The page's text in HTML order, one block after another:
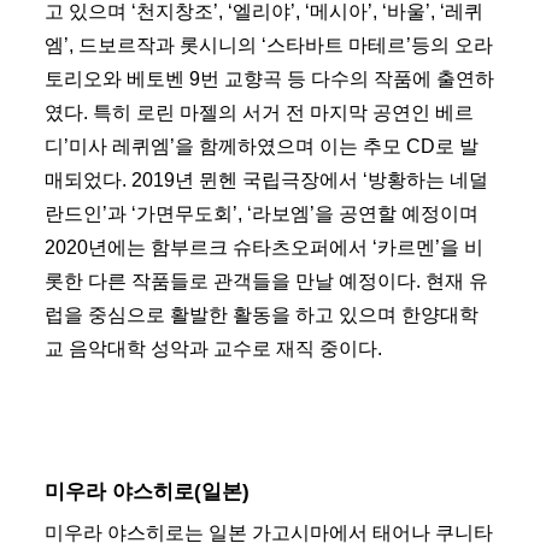
고 있으며 ‘천지창조’, ‘엘리야’, ‘메시아’, ‘바울’, ‘레퀴
엠’, 드보르작과 롯시니의 ‘스타바트 마테르’등의 오라
토리오와 베토벤 9번 교향곡 등 다수의 작품에 출연하
였다. 특히 로린 마젤의 서거 전 마지막 공연인 베르
디’미사 레퀴엠’을 함께하였으며 이는 추모 CD로 발
매되었다. 2019년 뮌헨 국립극장에서 ‘방황하는 네덜
란드인’과 ‘가면무도회’, ‘라보엠’을 공연할 예정이며
2020년에는 함부르크 슈타츠오퍼에서 ‘카르멘’을 비
롯한 다른 작품들로 관객들을 만날 예정이다. 현재 유
럽을 중심으로 활발한 활동을 하고 있으며 한양대학
교 음악대학 성악과 교수로 재직 중이다.
미우라 야스히로(일본)
미우라 야스히로는 일본 가고시마에서 태어나 쿠니타